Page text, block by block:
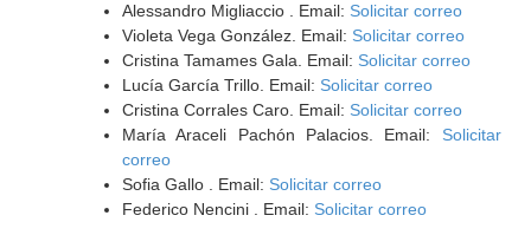
Alessandro Migliaccio . Email: Solicitar correo
Violeta Vega González. Email: Solicitar correo
Cristina Tamames Gala. Email: Solicitar correo
Lucía García Trillo. Email: Solicitar correo
Cristina Corrales Caro. Email: Solicitar correo
María Araceli Pachón Palacios. Email: Solicitar
correo
Sofia Gallo . Email: Solicitar correo
Federico Nencini . Email: Solicitar correo